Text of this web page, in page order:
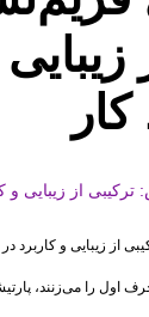
از زیبایی و
از زیبایی و کاربرد
اول را می‌زنند،